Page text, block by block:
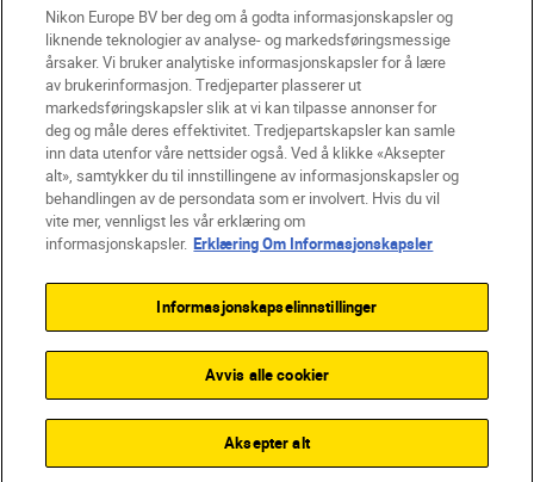
NO Nikon Sites
Kontakt oss Personvernerklæring
Bruksvilkår
Vilkår og betingelser for Nikon Store
Erklæring Om Informasjonskapsler
Tilgjengelighet
Innstillinger for informasjonskapsler
© 2026 Nikon
Back to top
Nikon Europe BV ber deg om å godta informasjonskapsler og
liknende teknologier av analyse- og markedsføringsmessige
årsaker. Vi bruker analytiske informasjonskapsler for å lære
av brukerinformasjon. Tredjeparter plasserer ut
markedsføringskapsler slik at vi kan tilpasse annonser for
deg og måle deres effektivitet. Tredjepartskapsler kan samle
inn data utenfor våre nettsider også. Ved å klikke «Aksepter
alt», samtykker du til innstillingene av informasjonskapsler og
behandlingen av de persondata som er involvert. Hvis du vil
vite mer, vennligst les vår erklæring om
informasjonskapsler. Erklæring Om Informasjonskapsler
Informasjonskapselinnstillinger
Avvis alle cookier
Aksepter alt